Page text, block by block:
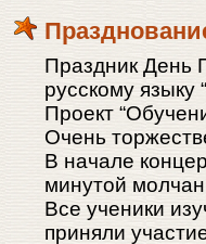
Праздник День
русскому языку
Проект
Очень
В начале
минутой
Все ученики
приняли